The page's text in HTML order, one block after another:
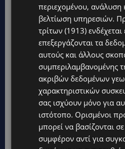
STORIES
ΕΛΕΝΑ ΑΝΤΩΝΙΑΔΟΥ:
μητέρα τριών παιδιών –
στην Αγγλία
UPDATES
ΚΑΤΑΓΓΕΛΙΑ: Για άνδρα
γυναίκες στο Δασούδι – Σε
έρευνες
UPDATES
ΛΕΥΚΩΣΙΑ: Γιατί ένας
φωτιά σε ιστορική
το κίνητρο
περιεχομένου, ανάλυση
βελτίωση υπηρεσιών.
τρίτων (1913)
επεξεργάζονται τα
αυτούς και άλλους
συμπεριλαμβανομένης
ακριβών δεδομένων
χαρακτηριστικών
σας ισχύουν μόνο για
ιστότοπο. Ορισμένοι
μπορεί να βασίζονται
συμφέρον αντί για